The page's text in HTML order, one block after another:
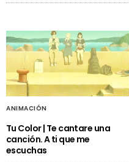
ANIMACIÓN
Tu Color | Te cantare una
canción. A ti que me
escuchas